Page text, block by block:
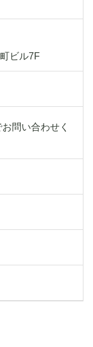
ビル7F
問い合わせく